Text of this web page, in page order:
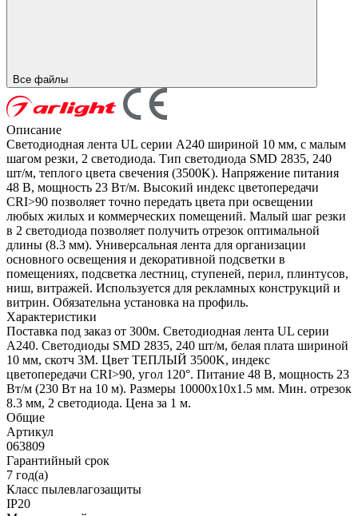
Все файлы
Описание
Светодиодная лента UL серии A240 шириной 10 мм, с малым
шагом резки, 2 светодиода. Тип светодиода SMD 2835, 240
шт/м, теплого цвета свечения (3500K). Напряжение питания
48 В, мощность 23 Вт/м. Высокий индекс цветопередачи
CRI>90 позволяет точно передать цвета при освещении
любых жилых и коммерческих помещений. Малый шаг резки
в 2 светодиода позволяет получить отрезок оптимальной
длины (8.3 мм). Универсальная лента для организации
основного освещения и декоративной подсветки в
помещениях, подсветка лестниц, ступеней, перил, плинтусов,
ниш, витражей. Используется для рекламных конструкций и
витрин. Обязательна установка на профиль.
Характеристики
Поставка под заказ от 300м. Светодиодная лента UL серии
A240. Светодиоды SMD 2835, 240 шт/м, белая плата шириной
10 мм, скотч 3M. Цвет ТЕПЛЫЙ 3500K, индекс
цветопередачи CRI>90, угол 120°. Питание 48 В, мощность 23
Вт/м (230 Вт на 10 м). Размеры 10000x10x1.5 мм. Мин. отрезок
8.3 мм, 2 светодиода. Цена за 1 м.
Общие
Артикул
063809
Гарантийный срок
7 год(а)
Класс пылевлагозащиты
IP20